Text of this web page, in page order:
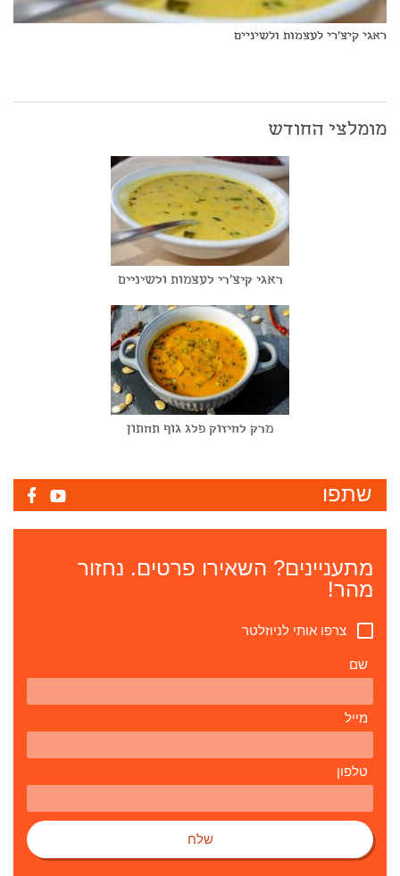
ראגי קיצ'רי לעצמות ולשיניים
מומלצי החודש
ראגי קיצ'רי לעצמות ולשיניים
מרק לחיזוק פלג גוף תחתון
שתפו
מתעניינים? השאירו פרטים. נחזור
מהר!
צרפו אותי לניוזלטר
שם
מייל
טלפון
שלח